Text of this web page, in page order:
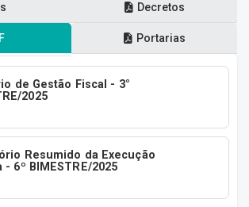
Portarias
Decretos
de Gestão Fiscal - 3°
2025
Resumido da Execução
6º BIMESTRE/2025